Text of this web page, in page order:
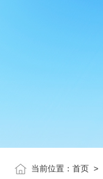
当前位置： 首页 >